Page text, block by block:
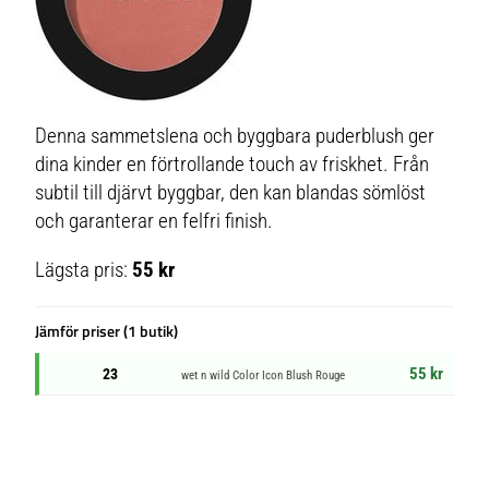
Denna sammetslena och byggbara puderblush ger
dina kinder en förtrollande touch av friskhet. Från
subtil till djärvt byggbar, den kan blandas sömlöst
och garanterar en felfri finish.
Lägsta pris: 55 kr
Jämför priser (1 butik)
23 wet n wild Color Icon Blush Rouge 55 kr